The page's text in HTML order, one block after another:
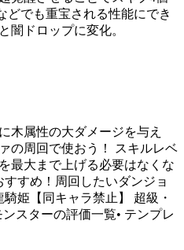
どでも重宝される性能にでき
闇ドロップに変化。
木属性の大ダメージを与え
の周回で使おう！ スキルレベ
最大まで上げる必要はなくな
すめ！周回したいダンジョ
姫【同キャラ禁止】 超級・
スターの評価一覧• テンプレ